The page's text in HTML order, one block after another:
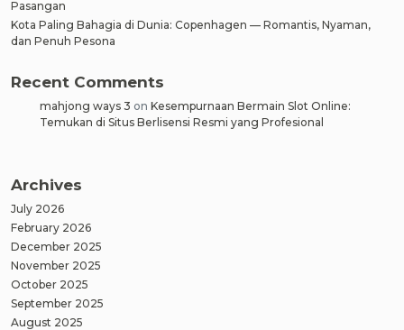
Pasangan
Kota Paling Bahagia di Dunia: Copenhagen — Romantis, Nyaman,
dan Penuh Pesona
Recent Comments
mahjong ways 3 on Kesempurnaan Bermain Slot Online:
Temukan di Situs Berlisensi Resmi yang Profesional
Archives
July 2026
February 2026
December 2025
November 2025
October 2025
September 2025
August 2025